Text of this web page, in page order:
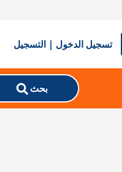
تسجيل الدخول | التسجيل
بحث